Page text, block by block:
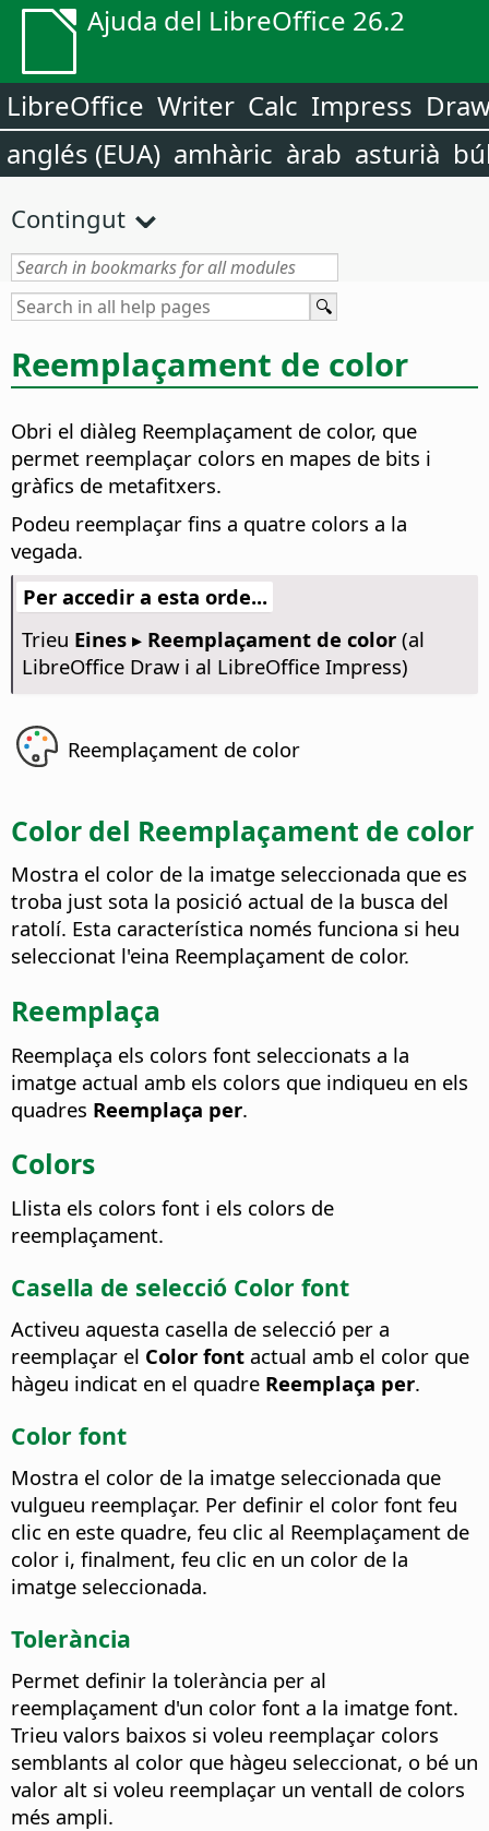
Ajuda del LibreOffice 26.2
LibreOffice Writer Calc Impress
anglés (EUA) amhàric àrab asturià
Contingut
Reemplaçament de color
Obri el diàleg Reemplaçament de color, que
permet reemplaçar colors en mapes de bits i
gràfics de metafitxers.
Podeu reemplaçar fins a quatre colors a la
vegada.
Per accedir a esta orde...
Trieu Eines ▸ Reemplaçament de color(al
LibreOffice Draw i al LibreOffice Impress)
Reemplaçament de color
Color del Reemplaçament de color
Mostra el color de la imatge seleccionada que es
troba just sota la posició actual de la busca del
ratolí. Esta característica només funciona si heu
seleccionat l'eina Reemplaçament de color.
Reemplaça
Reemplaça els colors font seleccionats a la
imatge actual amb els colors que indiqueu en els
quadres Reemplaça per.
Colors
Llista els colors font i els colors de
reemplaçament.
Casella de selecció Color font
Activeu aquesta casella de selecció per a
reemplaçar el Color font actual amb el color que
hàgeu indicat en el quadre Reemplaça per.
Color font
Mostra el color de la imatge seleccionada que
vulgueu reemplaçar. Per definir el color font feu
clic en este quadre, feu clic al Reemplaçament de
color i, finalment, feu clic en un color de la
imatge seleccionada.
Tolerància
Permet definir la tolerància per al
reemplaçament d'un color font a la imatge font.
Trieu valors baixos si voleu reemplaçar colors
semblants al color que hàgeu seleccionat, o bé un
valor alt si voleu reemplaçar un ventall de colors
més ampli.